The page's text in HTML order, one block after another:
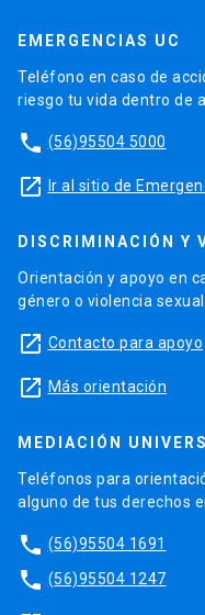
EMERGENCIAS UC
Teléfono en caso de
riesgo tu vida dentro de
phone (56)95504 5000
launch Ir al sitio de
DISCRIMINACIÓN Y
Orientación y apoyo en
género o violencia sexual.
launch Contacto para apoyo
launch Más orientación
MEDIACIÓN
Teléfonos para
alguno de tus derechos
phone (56)95504 1691
phone (56)95504 1247